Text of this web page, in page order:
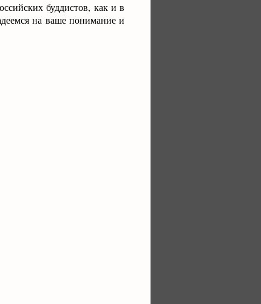
буддистов, как и в
на ваше понимание и